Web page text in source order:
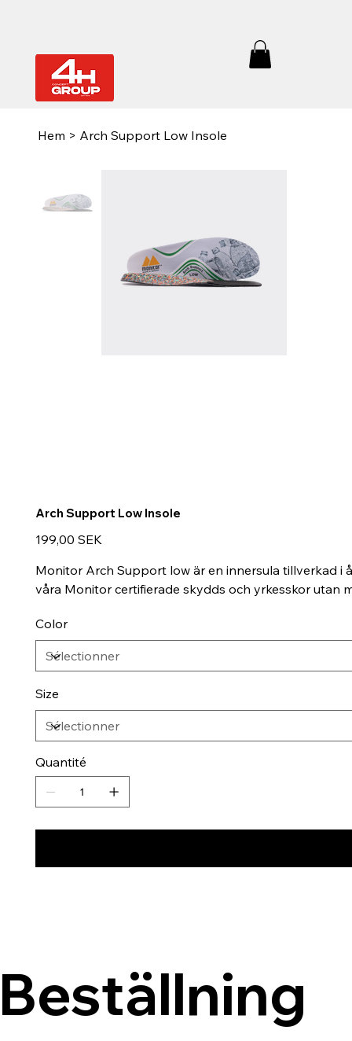
Hem > Arch Support Low Insole
Arch Support Low Insole
Prix
199,00 SEK
Monitor Arch Support low är en innersula tillverkad i
våra Monitor certifierade skydds och yrkesskor utan
Color
Size
Quantité